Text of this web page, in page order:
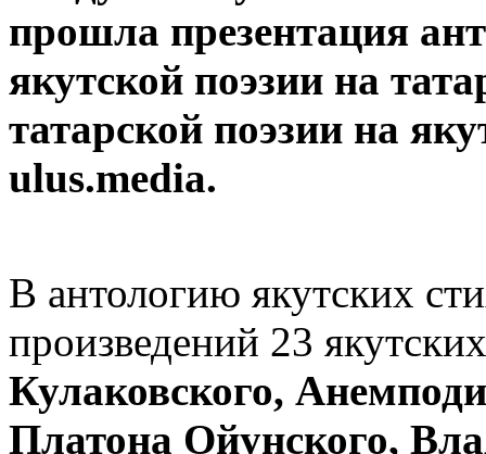
прошла презентация
якутской поэзии на
татарской поэзии на
ulus.media.
В антологию якутских
произведений 23
Кулаковского,
Платона Ойунского,